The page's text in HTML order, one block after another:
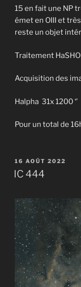
15 en fait une NP
émet en OIII et
reste un objet
Traitement
Acquisition des
Halpha 31x 1200
Pour un total de
PUBLIÉ
LE
16 AOÛT 2022
IC 444